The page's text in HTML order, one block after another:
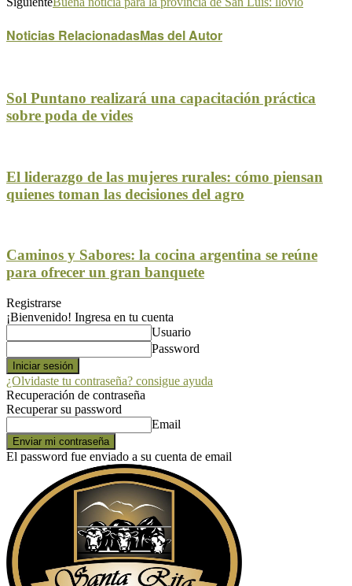
Noticias RelacionadasMas del Autor
Sol Puntano realizará una capacitación práctica
sobre poda de vides
El liderazgo de las mujeres rurales: cómo piensan
quienes toman las decisiones del agro
Caminos y Sabores: la cocina argentina se reúne
para ofrecer un gran banquete
Registrarse
¡Bienvenido! Ingresa en tu cuenta
Usuario
Password
¿Olvidaste tu contraseña? consigue ayuda
Recuperación de contraseña
Recuperar su password
Email
El password fue enviado a su cuenta de email